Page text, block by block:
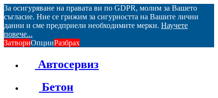
За осигуряване на правата ви по GDPR, молим за Вашето
съгласие. Ние се грижим за сигурността на Вашите лични
данни и сме предприели необходимите мерки. Научете
повече...
ЗатвориОпцииРазбрах
Автосервиз
Бетон